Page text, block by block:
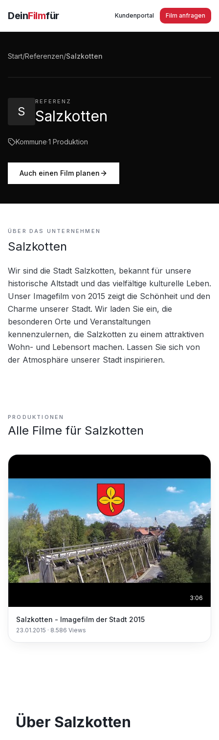
DeinFilmfür Kundenportal Film anfragen
Start/Referenzen/Salzkotten
S
REFERENZ
Salzkotten
Kommune·1 Produktion
Auch einen Film planen
Salzkotten - Imagefilm der Stadt 2015
ÜBER DAS UNTERNEHMEN
Salzkotten
Wir sind die Stadt Salzkotten, bekannt für unsere
historische Altstadt und das vielfältige kulturelle Leben.
Unser Imagefilm von 2015 zeigt die Schönheit und den
Charme unserer Stadt. Wir laden Sie ein, die
besonderen Orte und Veranstaltungen
kennenzulernen, die Salzkotten zu einem attraktiven
Wohn- und Lebensort machen. Lassen Sie sich von
der Atmosphäre unserer Stadt inspirieren.
PRODUKTIONEN
Alle Filme für Salzkotten
3:06
Salzkotten - Imagefilm der Stadt 2015
23.01.2015 · 8.586 Views
Über Salzkotten